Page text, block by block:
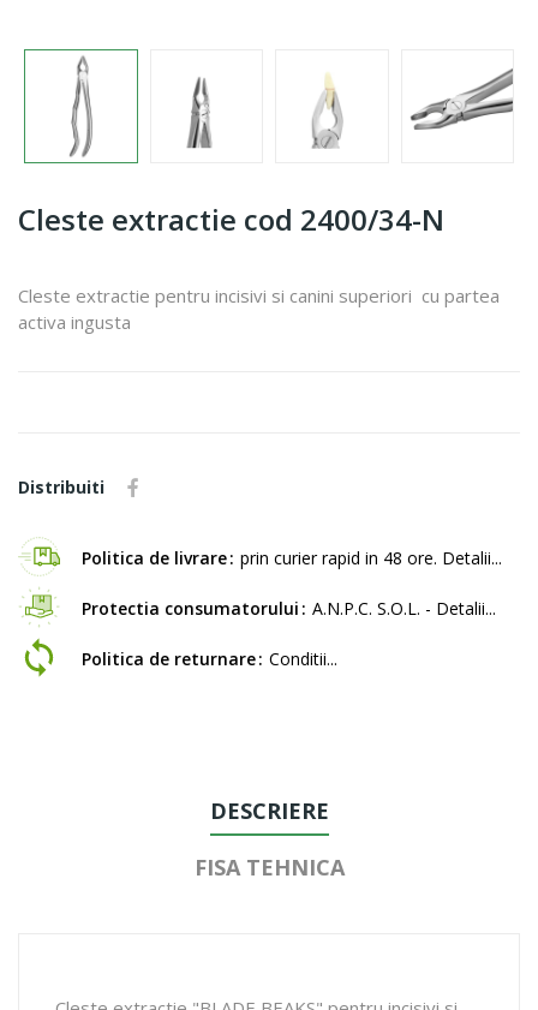
Cleste extractie cod 2400/34-N
Cleste extractie pentru incisivi si canini superiori cu partea
activa ingusta
Distribuiti
Politica de livrare prin curier rapid in 48 ore. Detalii...
Protectia consumatorului A.N.P.C. S.O.L. - Detalii...
Politica de returnare Conditii...
DESCRIERE
FISA TEHNICA